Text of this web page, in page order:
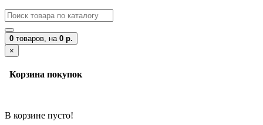
0 товаров, на 0 р.
×
Корзина покупок
В корзине пусто!